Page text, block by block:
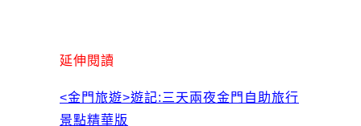
延伸閱讀
<金門旅遊>遊記:三天兩夜金門自助旅行
景點精華版